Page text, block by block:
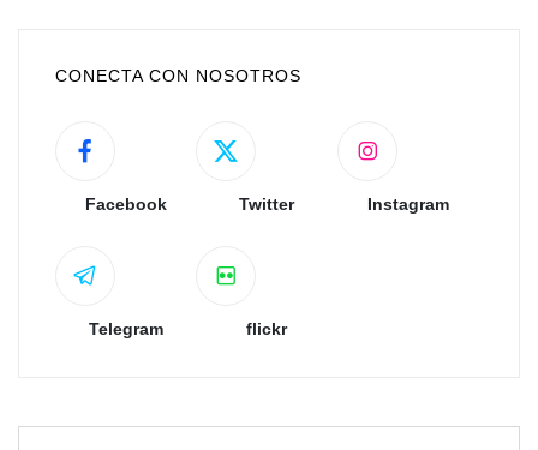
CONECTA CON NOSOTROS
Facebook Twitter Instagram
Telegram flickr